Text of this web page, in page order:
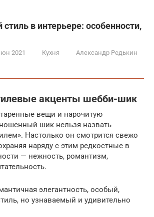
в интерьере: особенности,
2021 Кухня Александр Редькин
акценты шебби-шик
вещи и нарочитую
шик нельзя назвать
Настолько он смотрится свежо
наряду с этим редкостные в
— нежность, романтизм,
элегантность, особый,
но узнаваемый и удивительно